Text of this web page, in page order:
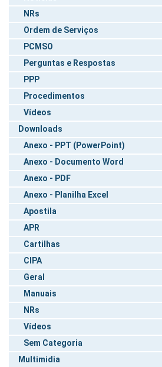
NRs
Ordem de Serviços
PCMSO
Perguntas e Respostas
PPP
Procedimentos
Vídeos
Downloads
Anexo - PPT (PowerPoint)
Anexo - Documento Word
Anexo - PDF
Anexo - Planilha Excel
Apostila
APR
Cartilhas
CIPA
Geral
Manuais
NRs
Vídeos
Sem Categoria
Multimidia